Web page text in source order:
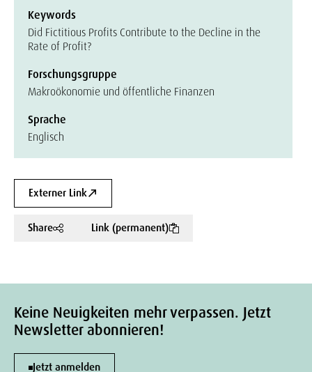
Keywords
Did Fictitious Profits Contribute to the Decline in the
Rate of Profit?
Forschungsgruppe
Makroökonomie und öffentliche Finanzen
Sprache
Englisch
Externer Link
Share Link (permanent)
Keine Neuigkeiten mehr verpassen. Jetzt
Newsletter abonnieren!
Jetzt anmelden